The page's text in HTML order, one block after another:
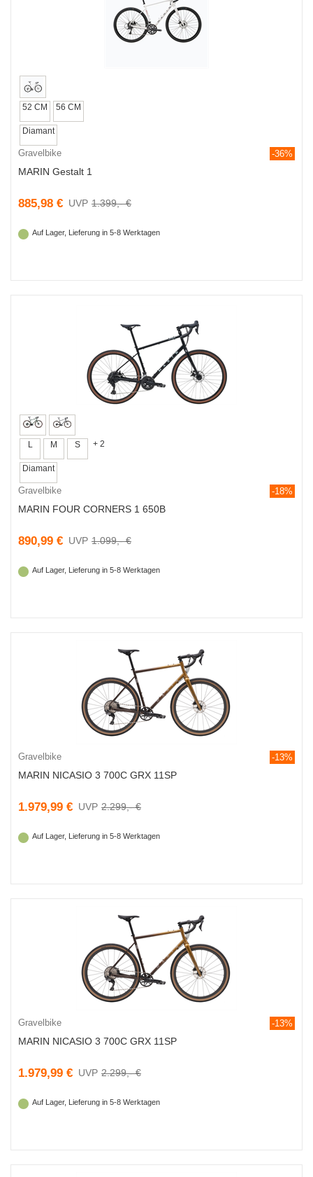
52 CM 56 CM
Diamant
Gravelbike -36%
MARIN Gestalt 1
885,98 € 1.399,- €
Auf Lager, Lieferung in 5-8 Werktagen
L M S + 2
Diamant
Gravelbike -18%
MARIN FOUR CORNERS 1 650B
890,99 € 1.099,- €
Auf Lager, Lieferung in 5-8 Werktagen
Gravelbike -13%
MARIN NICASIO 3 700C GRX 11SP
1.979,99 € 2.299,- €
Auf Lager, Lieferung in 5-8 Werktagen
Gravelbike -13%
MARIN NICASIO 3 700C GRX 11SP
1.979,99 € 2.299,- €
Auf Lager, Lieferung in 5-8 Werktagen